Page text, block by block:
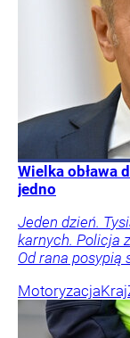
Wielka obława
jedno
Jeden dzień.
karnych. Policja
Od rana posypią
MotoryzacjaKraj